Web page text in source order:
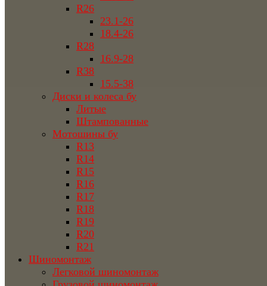
R26
23.1-26
18.4-26
R28
16.9-28
R38
15.5-38
Диски и колеса бу
Литые
Штампованные
Мотошины бу
R13
R14
R15
R16
R17
R18
R19
R20
R21
Шиномонтаж
Легковой шиномонтаж